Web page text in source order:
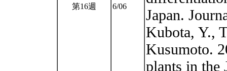
第16週 6/06
Japan.
Kubota, Y.,
Kusumoto.
plants in the